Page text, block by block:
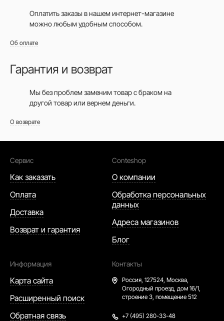
Оплатить заказы в нашем интернет-магазине
можно любым удобным способом.
Об оплате
Гарантия и возврат
Мы без проблем заменим товар с браком на
другой товар или вернем деньги.
О возврате
Сервис
Как заказать
Оплата
Доставка
Возврат и гарантия
Conteshop
О компании
Обработка персональных
данных
Адреса магазинов
Блог
Информация
Карта сайта
Расширенный поиск
Обратная связь
Контакты
Россия, 127524, Москва,
Огородный проезд, дом 16/1,
строение 3, помещение 512
+7 (495) 280-33-48